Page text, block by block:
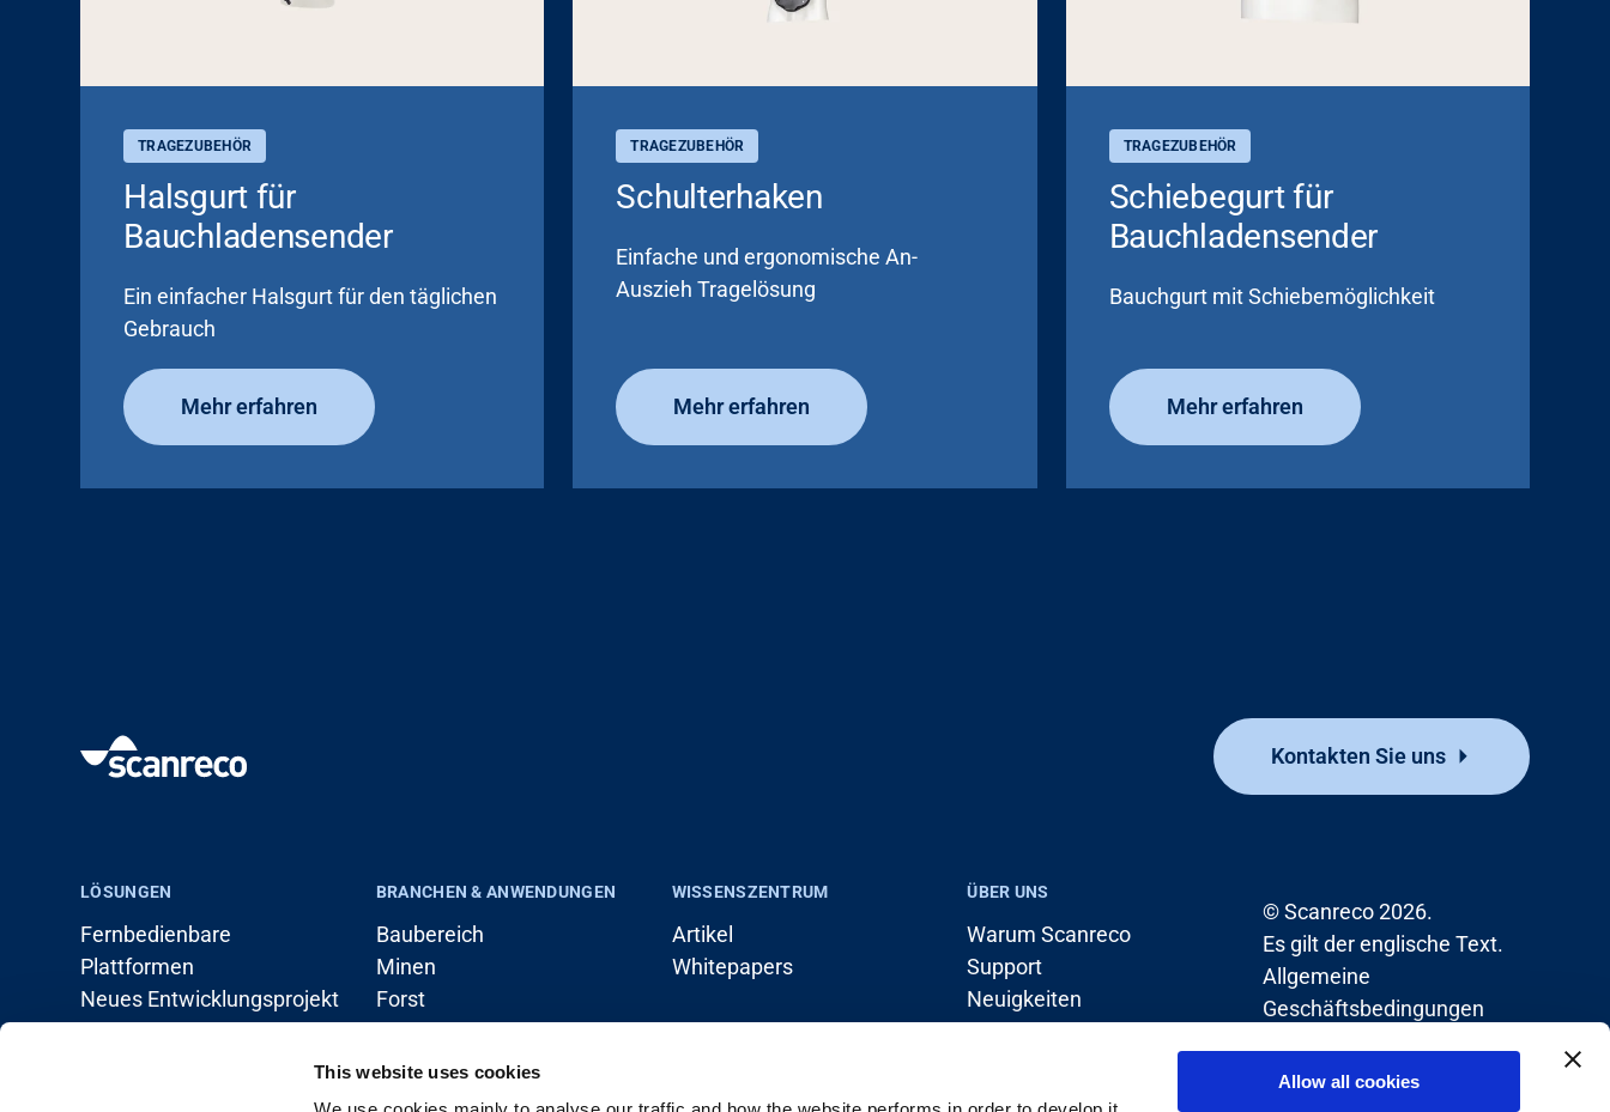
This website uses cookies
Allow all cookies
TRAGEZUBEHÖR
Halsgurt für
Bauchladensender
Ein einfacher Halsgurt für den täglichen
Gebrauch
Mehr erfahren
TRAGEZUBEHÖR
Schulterhaken
Einfache und ergonomische An-
Auszieh Tragelösung
Mehr erfahren
TRAGEZUBEHÖR
Schiebegurt für
Bauchladensender
Bauchgurt mit Schiebemöglichkeit
Mehr erfahren
Kontakten Sie uns
LÖSUNGEN
Fernbedienbare
Plattformen
Neues Entwicklungsprojekt
BRANCHEN & ANWENDUNGEN
Baubereich
Minen
Forst
Argrar
WISSENSZENTRUM
Artikel
Whitepapers
ÜBER UNS
Warum Scanreco
Support
Neuigkeiten
© Scanreco 2026.
Es gilt der englische Text.
Allgemeine
Geschäftsbedingungen